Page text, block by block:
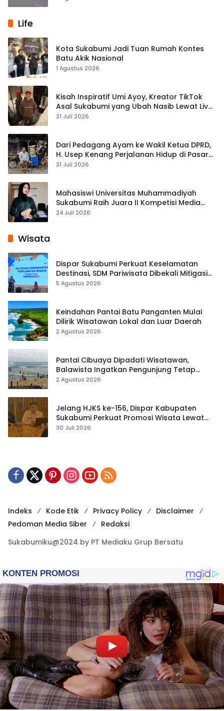
Life
Kota Sukabumi Jadi Tuan Rumah Kontes
Batu Akik Nasional
1 Agustus 2026
Kisah Inspiratif Umi Ayoy, Kreator TikTok
Asal Sukabumi yang Ubah Nasib Lewat Live
Streaming
31 Juli 2026
Dari Pedagang Ayam ke Wakil Ketua DPRD,
H. Usep Kenang Perjalanan Hidup di Pasar
Cisaat
31 Juli 2026
Mahasiswi Universitas Muhammadiyah
Sukabumi Raih Juara II Kompetisi Media
Pembelajaran Digital Tingkat Internasional
24 Juli 2026
Wisata
Dispar Sukabumi Perkuat Keselamatan
Destinasi, SDM Pariwisata Dibekali Mitigasi
hingga Teknik Evakuasi
5 Agustus 2026
Keindahan Pantai Batu Panganten Mulai
Dilirik Wisatawan Lokal dan Luar Daerah
2 Agustus 2026
Pantai Cibuaya Dipadati Wisatawan,
Balawista Ingatkan Pengunjung Tetap
Waspada
2 Agustus 2026
Jelang HJKS ke-156, Dispar Kabupaten
Sukabumi Perkuat Promosi Wisata Lewat
Publikasi Digital
30 Juli 2026
Indeks Kode Etik Privacy Policy
Disclaimer
Pedoman Media Siber
Redaksi
Sukabumiku@2024 by PT Mediaku Grup Bersatu